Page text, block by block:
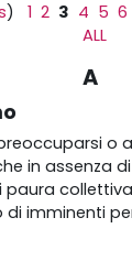
)1 2 3 4 5 6
ALL
A
o
in assenza
paura
di imminenti